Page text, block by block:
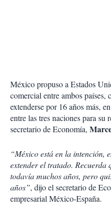
México propuso a Estados
comercial entre ambos países,
extenderse por 16 años más,
entre las tres naciones para
secretario de Economía,
“México está en la intención,
extender el tratado. Recuerda
todavía muchos años, pero
años”, dijo el secretario de
empresarial México-España.